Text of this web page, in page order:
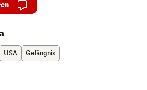
USA Gefängnis